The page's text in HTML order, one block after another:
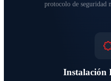
protocolo de seguridad
Instalación